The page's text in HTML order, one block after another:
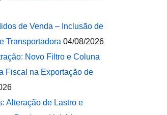
de Venda – Inclusão de
Transportadora 04/08/2026
Novo Filtro e Coluna
Fiscal na Exportação de
Alteração de Lastro e